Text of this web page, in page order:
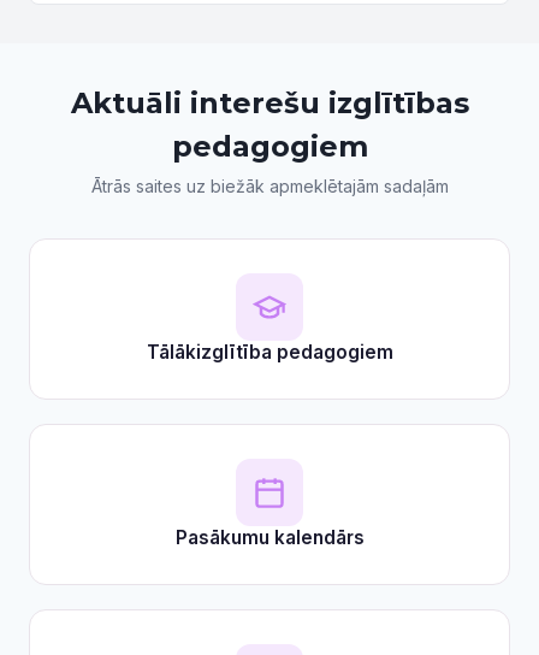
Aktuāli interešu izglītības
pedagogiem
Ātrās saites uz biežāk apmeklētajām sadaļām
Tālākizglītība pedagogiem
Pasākumu kalendārs